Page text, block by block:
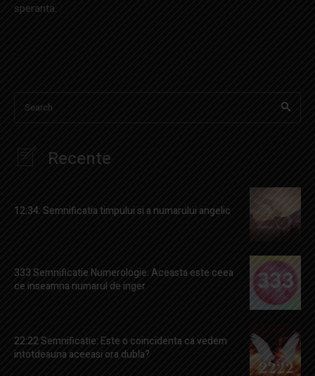
speranta.
Search
Recente
12:34: Semnificatia timpului si a numarului angelic
333 Semnificatie Numerologie: Aceasta este ceea
ce inseamna numarul de inger
22:22 Semnificatie: Este o coincidenta ca vedem
intotdeauna aceeasi ora dubla?